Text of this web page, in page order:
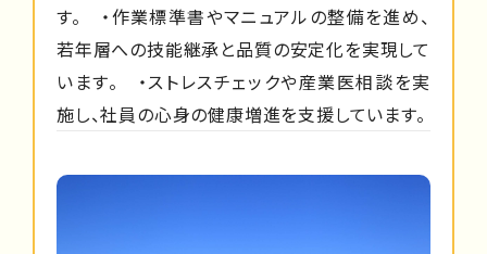
す。 ・作業標準書やマニュアルの整備を進め、
若年層への技能継承と品質の安定化を実現して
います。 ・ストレスチェックや産業医相談を実
施し、社員の心身の健康増進を支援しています。